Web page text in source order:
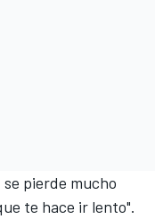
pierde mucho
te hace ir lento".